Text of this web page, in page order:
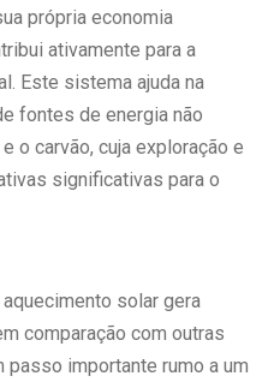
própria economia
ativamente para a
Este sistema ajuda na
fontes de energia não
o carvão, cuja exploração e
significativas para o
solar gera
comparação com outras
importante rumo a um